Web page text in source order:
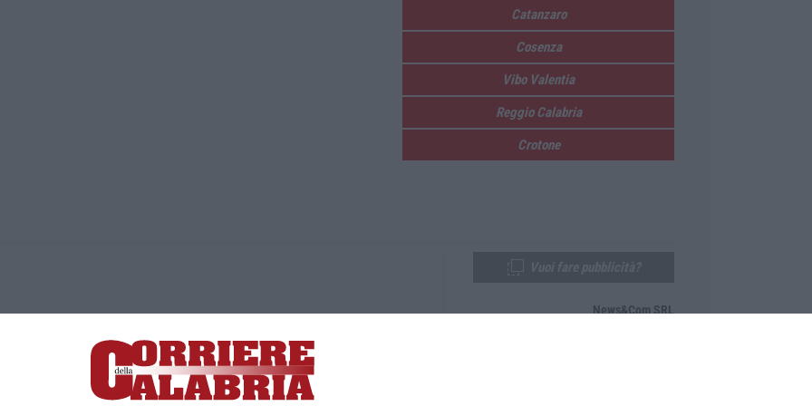
Catanzaro
Cosenza
Vibo Valentia
Reggio Calabria
Crotone
Lamezia Terme (CZ)
responsabile Paola Militano |Privacy
News&Com SRL